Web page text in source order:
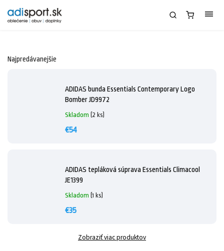
Najpredávanejšie
ADIDAS bunda Essentials Contemporary Logo
Bomber JD9972
Skladom (2 ks)
€54
ADIDAS tepláková súprava Essentials Climacool
JE1399
Skladom (1 ks)
€35
Zobraziť viac produktov